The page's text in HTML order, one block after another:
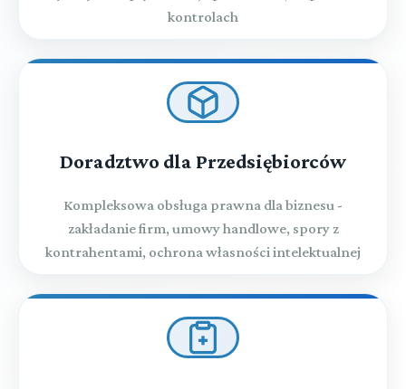
kontrolach
Doradztwo dla Przedsiębiorców
Kompleksowa obsługa prawna dla biznesu -
zakładanie firm, umowy handlowe, spory z
kontrahentami, ochrona własności intelektualnej